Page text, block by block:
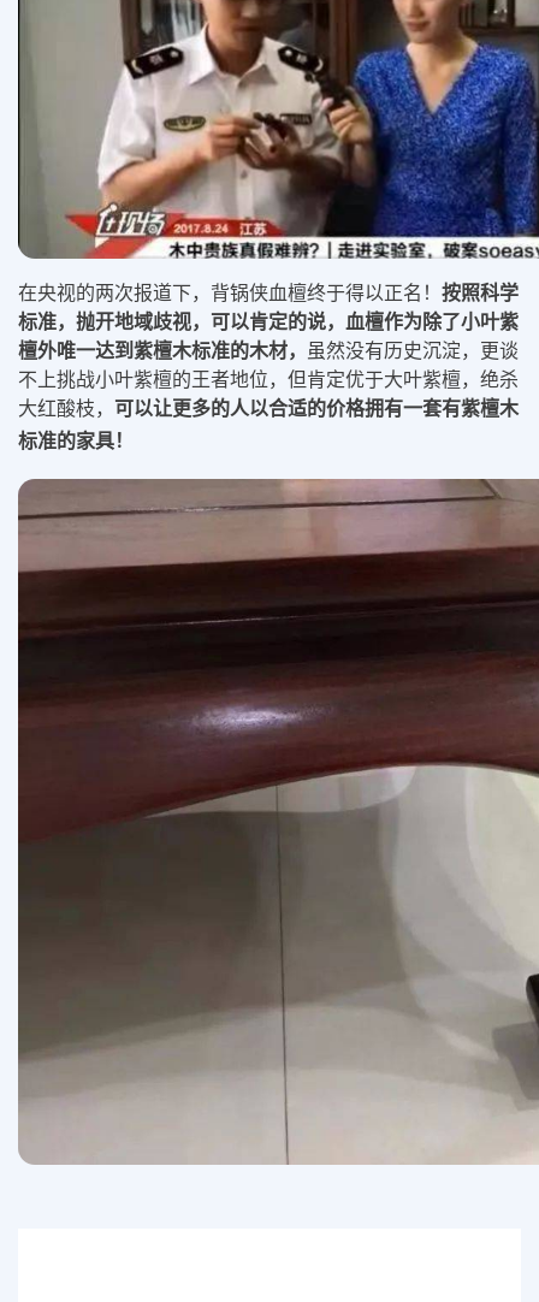
在央视的两次报道下，背锅侠血檀终于得以正名！ 按照科学
标准，抛开地域歧视，可以肯定的说，血檀作为除了小叶紫
檀外唯一达到紫檀木标准的木材， 虽然没有历史沉淀，更谈
不上挑战小叶紫檀的王者地位，但肯定优于大叶紫檀，绝杀
大红酸枝， 可以让更多的人以合适的价格拥有一套有紫檀木
标准的家具！